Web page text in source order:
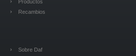
Productos
Recambios
Sobre Daf